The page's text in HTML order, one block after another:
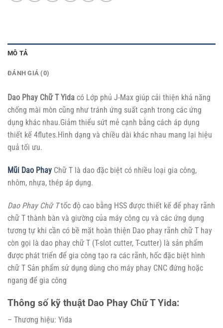
MÔ TẢ
ĐÁNH GIÁ (0)
Dao Phay Chữ T Yida có Lớp phủ J-Max giúp cải thiện khả năng
chống mài mòn cũng như tránh ứng suất cạnh trong các ứng
dụng khác nhau.Giảm thiểu sứt mẻ cạnh bằng cách áp dụng
thiết kế 4flutes.Hình dạng và chiều dài khác nhau mang lại hiệu
quả tối ưu.
Mũi Dao Phay Chữ T là dao đặc biệt có nhiều loại gia công,
nhôm, nhựa, thép áp dụng.
Dao Phay Chữ Ttốc độ cao bằng HSS được thiết kế để phay rãnh
chữ T thành bàn và giường của máy công cụ và các ứng dụng
tương tự khi cần có bề mặt hoàn thiện Dao phay rãnh chữ T hay
còn gọi là dao phay chữ T (T-slot cutter, T-cutter) là sản phẩm
được phát triển để gia công tạo ra các rãnh, hốc đặc biệt hình
chữ T Sản phẩm sử dụng dùng cho máy phay CNC đứng hoặc
ngang để gia công
Thông số kỹ thuật Dao Phay Chữ T Yida:
– Thương hiệu: Yida